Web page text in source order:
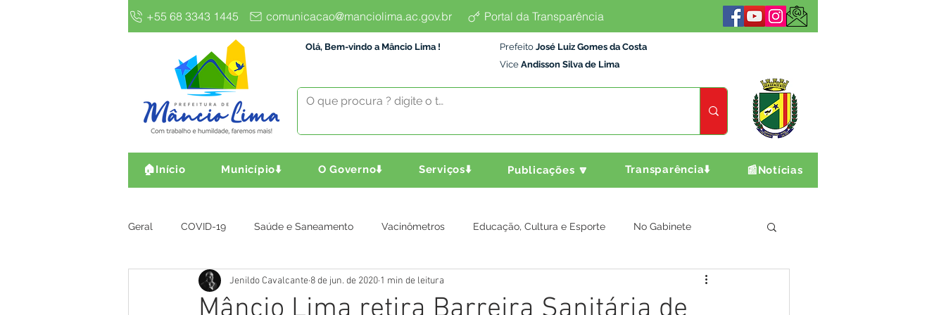
+55 68 3343 1445 comunicacao@manciolima.ac.gov.br Portal da Transparência
Olá, Bem-vindo a Mâncio Lima ! Prefeito José Luiz Gomes da Costa
Vice Andisson Silva de Lima
🏠Início Município⬇️ O Governo⬇️ Serviços⬇️ Publicações 🔽 Transparência⬇️ 📰Notícias
Geral COVID-19 Saúde e Saneamento Vacinômetros Educação, Cultura e Esporte No Gabinete
Gestão e Finanças Infra, Obra e Transporte Assistência Social Agricultura e Produção
Jenildo Cavalcante 8 de jun. de 2020 1 min de leitura